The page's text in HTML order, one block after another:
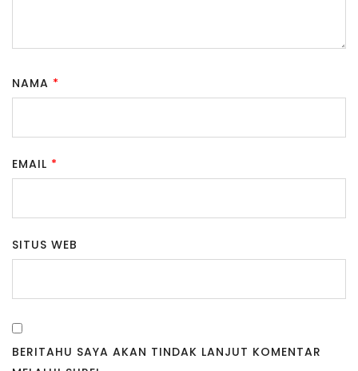
NAMA *
EMAIL *
SITUS WEB
BERITAHU SAYA AKAN TINDAK LANJUT KOMENTAR